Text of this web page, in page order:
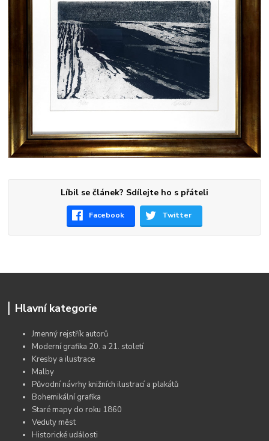
Líbil se článek? Sdílejte ho s přáteli
Facebook Twitter
Hlavní kategorie
Jmenný rejstřík autorů
Moderní grafika 20. a 21. století
Kresby a ilustrace
Malby
Původní návrhy knižních ilustrací a plakátů
Bohemikální grafika
Staré mapy do roku 1860
Veduty měst
Historické události